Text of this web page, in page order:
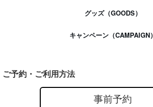
グッズ（GOODS）
キャンペーン（CAMPAIGN）
ご予約・ご利用方法
事前予約